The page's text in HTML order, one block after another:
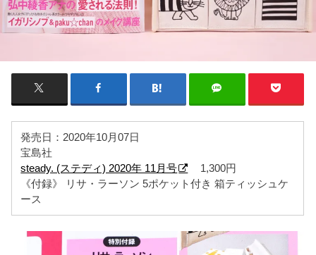
発売日：2020年10月07日
宝島社
steady. (ステディ) 2020年 11月号
1,300円
《付録》 リサ・ラーソン 5ポケット付き 箱ティッシュケ
ース